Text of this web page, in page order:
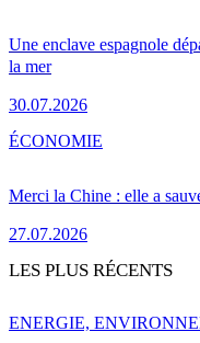
Une enclave espagnole
la mer
30.07.2026
Merci la Chine : elle a
27.07.2026
ÉCONOMIE
LES PLUS RÉCENTS
ENERGIE,